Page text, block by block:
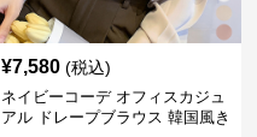
¥7,580 (税込)
ネイビーコーデ オフィスカジュ
アル ドレープブラウス 韓国風き